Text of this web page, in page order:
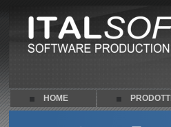
HOME PRODOTTI